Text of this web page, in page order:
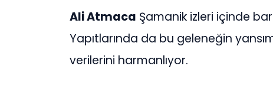
Ali Atmaca Şamanik izleri içinde
Yapıtlarında da bu geleneğin
verilerini harmanlıyor.